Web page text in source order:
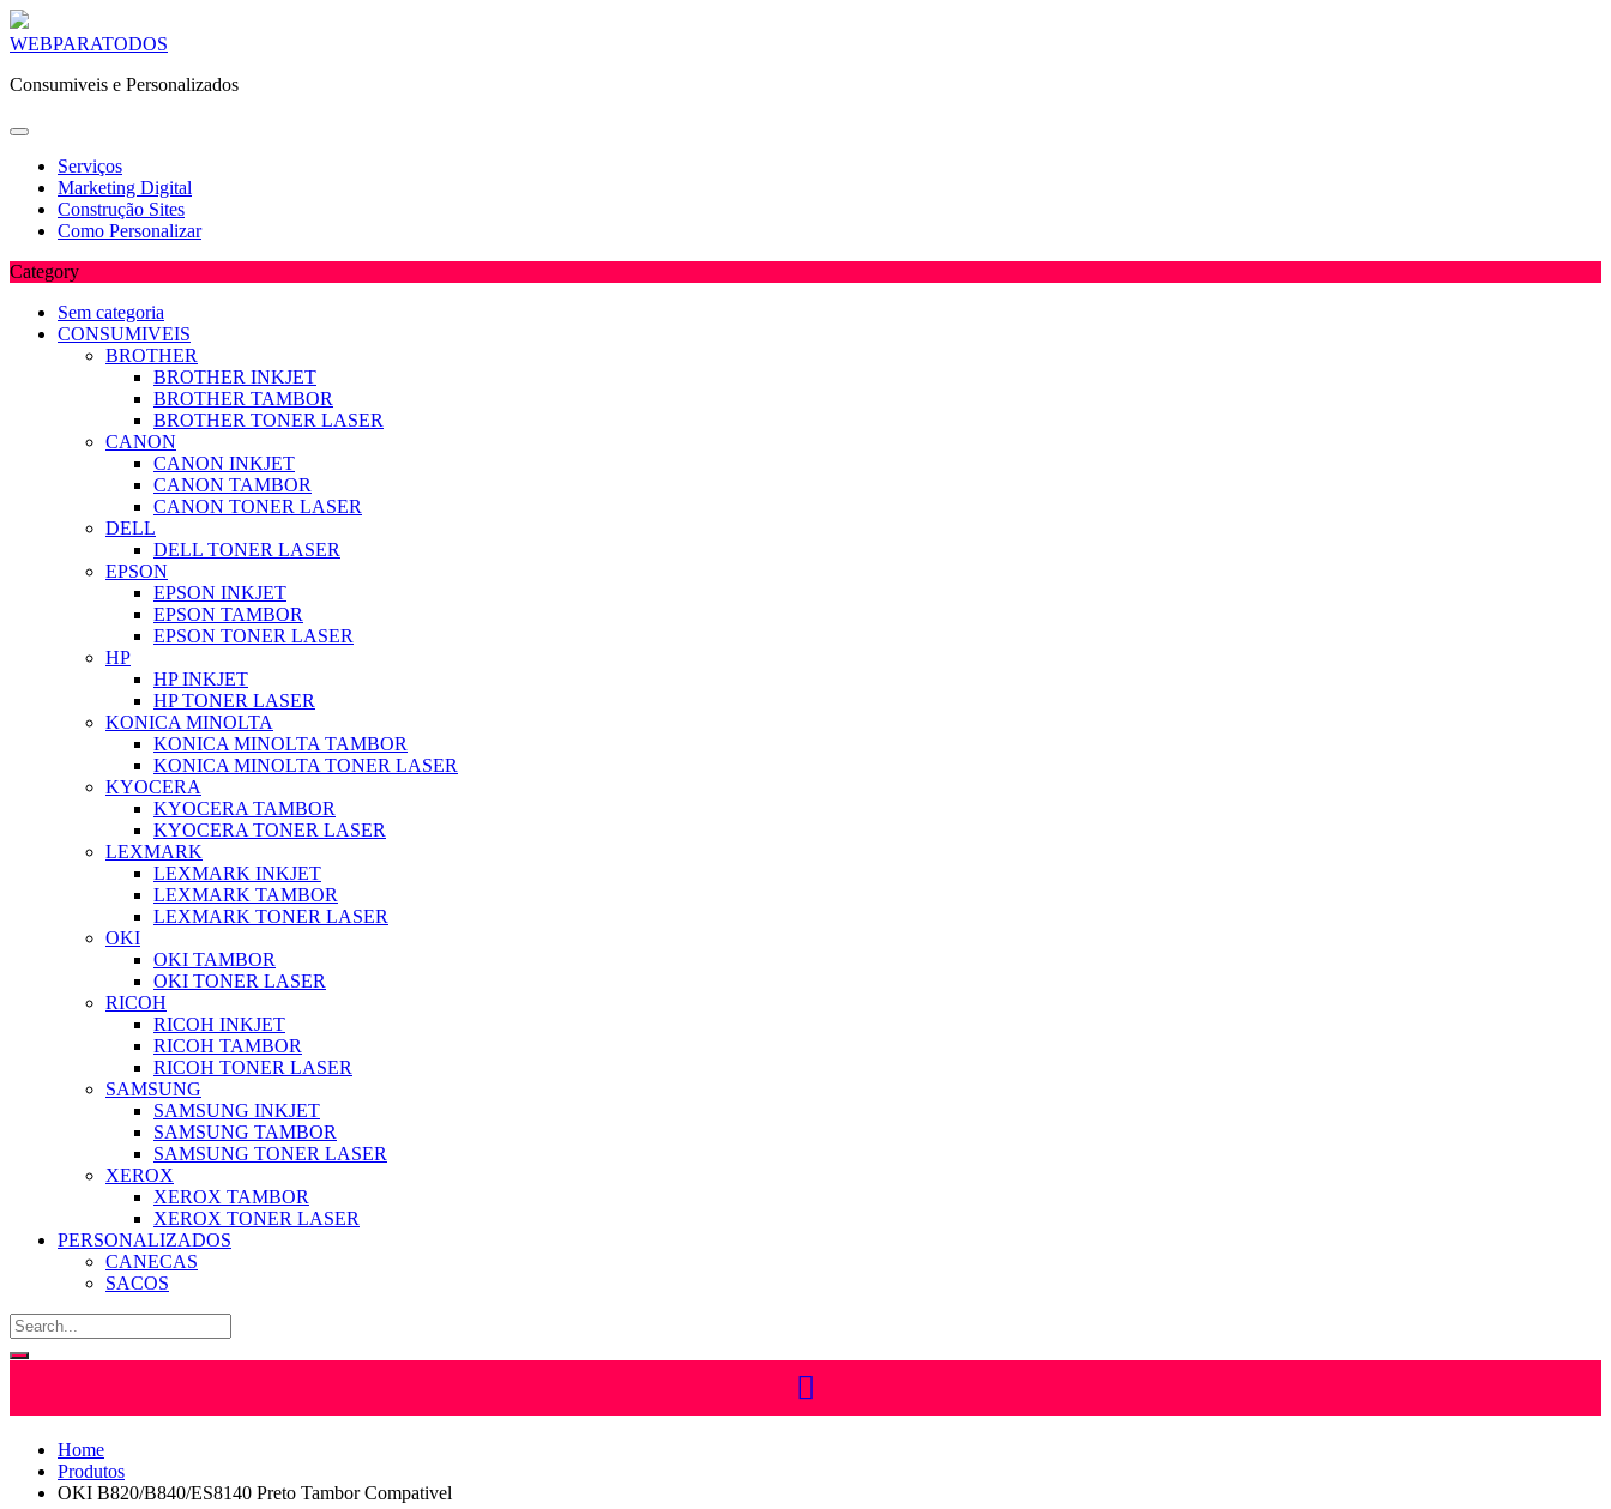
Skip
content
WEBPARATODOS
Consumiveis e Personalizados
Serviços
Marketing Digital
Construção Sites
Como Personalizar
Category
Sem categoria
CONSUMIVEIS
BROTHER
BROTHER INKJET
BROTHER TAMBOR
BROTHER TONER LASER
CANON
CANON INKJET
CANON TAMBOR
CANON TONER LASER
DELL
DELL TONER LASER
EPSON
EPSON INKJET
EPSON TAMBOR
EPSON TONER LASER
HP
HP INKJET
HP TONER LASER
KONICA MINOLTA
KONICA MINOLTA TAMBOR
KONICA MINOLTA TONER LASER
KYOCERA
KYOCERA TAMBOR
KYOCERA TONER LASER
LEXMARK
LEXMARK INKJET
LEXMARK TAMBOR
LEXMARK TONER LASER
OKI
OKI TAMBOR
OKI TONER LASER
RICOH
RICOH INKJET
RICOH TAMBOR
RICOH TONER LASER
SAMSUNG
SAMSUNG INKJET
SAMSUNG TAMBOR
SAMSUNG TONER LASER
XEROX
XEROX TAMBOR
XEROX TONER LASER
PERSONALIZADOS
CANECAS
SACOS
Home
Produtos
OKI B820/B840/ES8140 Preto Tambor Compativel